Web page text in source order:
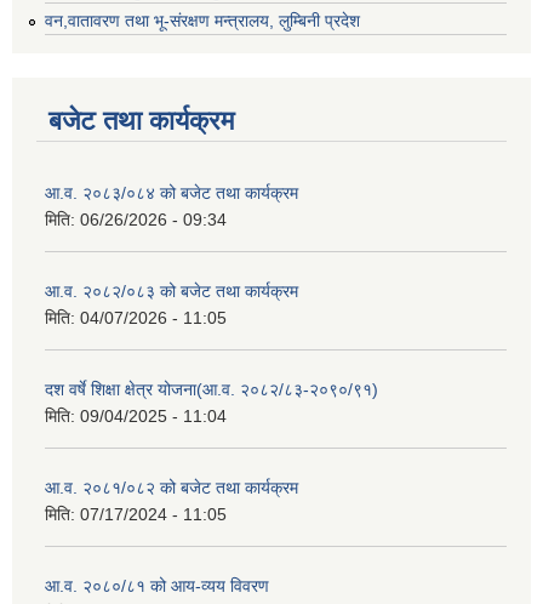
वन,वातावरण तथा भू-संरक्षण मन्त्रालय, लुम्बिनी प्रदेश
बजेट तथा कार्यक्रम
आ.व. २०८३/०८४ को बजेट तथा कार्यक्रम
मिति: 06/26/2026 - 09:34
आ.व. २०८२/०८३ को बजेट तथा कार्यक्रम
मिति: 04/07/2026 - 11:05
दश वर्षे शिक्षा क्षेत्र योजना(आ.व. २०८२/८३-२०९०/९१)
मिति: 09/04/2025 - 11:04
आ.व. २०८१/०८२ को बजेट तथा कार्यक्रम
मिति: 07/17/2024 - 11:05
आ.व. २०८०/८१ को आय-व्यय विवरण